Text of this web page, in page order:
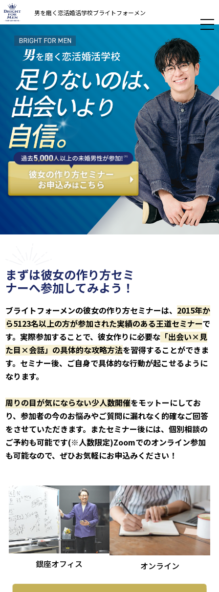
男を磨く恋活婚活学校ブライトフォーメン
まずは彼女の作り方セミ
ナーへ参加してみよう！
ブライトフォーメンの彼女の作り方セミナーは、 2015年か
ら5123名以上の方が参加された実績のある王道セミナーで
す。 実際参加することで、彼女作りに必要な 「出会い×見
た目×会話」の具体的な攻略方法を習得することができま
す。 セミナー後、ご自身で具体的な行動が起こせるように
なります。
周りの目が気にならない少人数開催をモットーにしてお
り、参加者の今のお悩みやご質問に漏れなく的確なご回答
をさせていただきます。 またセミナー後には、個別相談の
ご予約も可能です(※人数限定)Zoomでのオンライン参加
も可能なので、ぜひお気軽にお申込みください！
銀座オフィス オンライン